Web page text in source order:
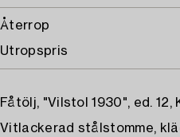
Återrop
Utropspris
Fåtölj, "Vilstol 1930", ed. 12,
Vitlackerad stålstomme,